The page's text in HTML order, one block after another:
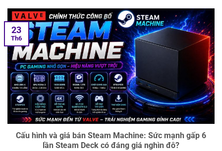
Cấu hình và giá bán Steam Machine: Sức mạnh gấp 6
lần Steam Deck có đáng giá nghìn đô?
23
Th6